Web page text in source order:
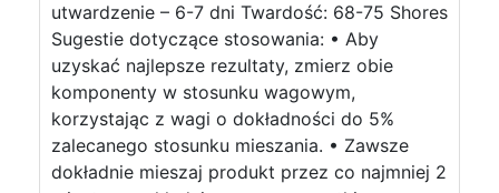
utwardzenie – 6-7 dni Twardość: 68-75 Shores
Sugestie dotyczące stosowania: • Aby
uzyskać najlepsze rezultaty, zmierz obie
komponenty w stosunku wagowym,
korzystając z wagi o dokładności do 5%
zalecanego stosunku mieszania. • Zawsze
dokładnie mieszaj produkt przez co najmniej 2